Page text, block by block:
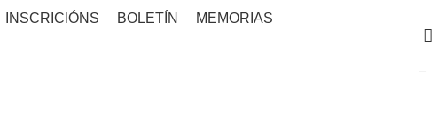
INSCRICIÓNS BOLETÍN MEMORIAS